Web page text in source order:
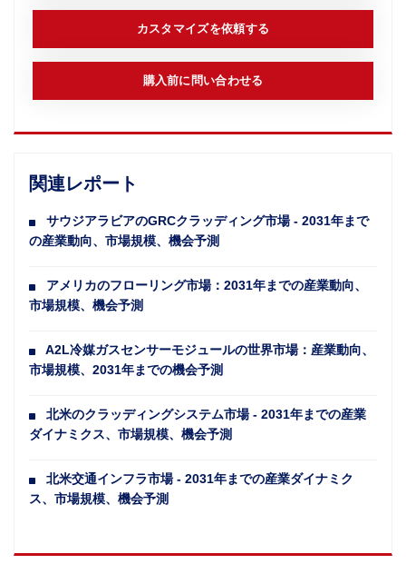
カスタマイズを依頼する
購入前に問い合わせる
関連レポート
サウジアラビアのGRCクラッディング市場 - 2031年まで
の産業動向、市場規模、機会予測
アメリカのフローリング市場：2031年までの産業動向、
市場規模、機会予測
A2L冷媒ガスセンサーモジュールの世界市場：産業動向、
市場規模、2031年までの機会予測
北米のクラッディングシステム市場 - 2031年までの産業
ダイナミクス、市場規模、機会予測
北米交通インフラ市場 - 2031年までの産業ダイナミク
ス、市場規模、機会予測